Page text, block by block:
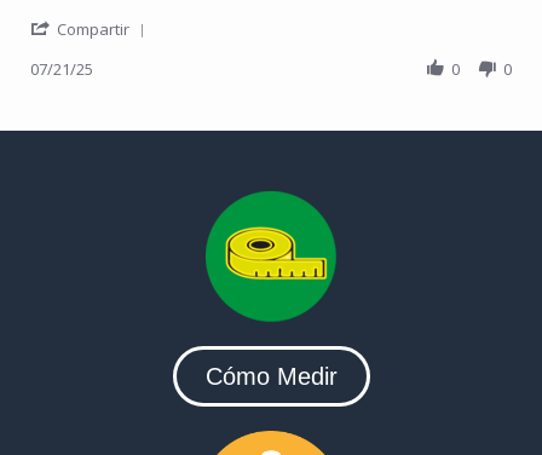
Compartir
07/21/25 0 0
Cómo Medir